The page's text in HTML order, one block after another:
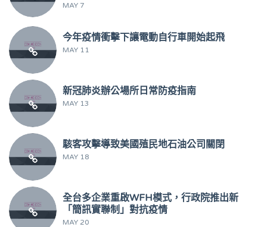
MAY 7
今年疫情衝擊下讓電動自行車開始起飛
MAY 11
新冠肺炎辦公場所日常防疫指南
MAY 13
駭客攻擊導致美國殖民地石油公司關閉
MAY 18
全台多企業重啟WFH模式，行政院推出新
「簡訊實聯制」對抗疫情
MAY 20